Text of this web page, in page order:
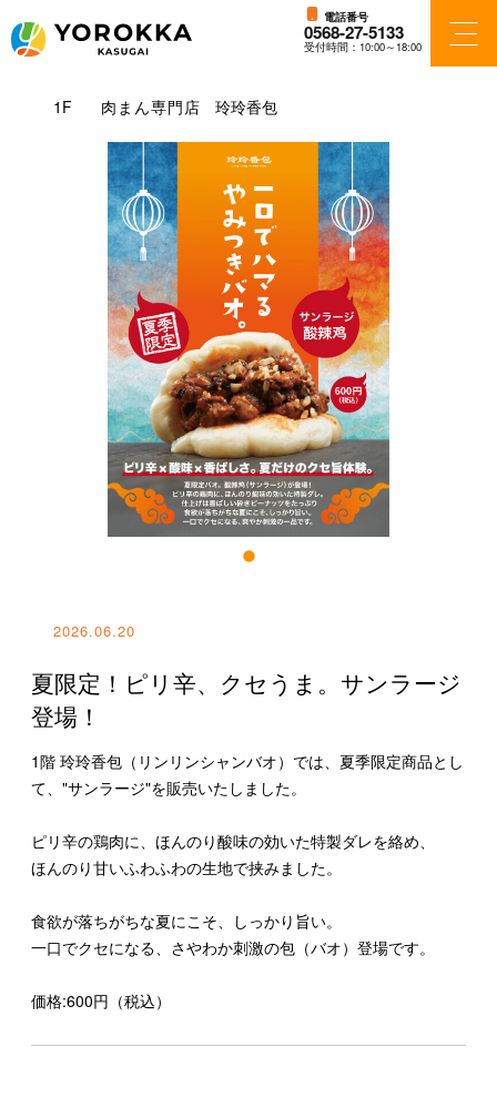
電話番号
0568-27-5133
受付時間：10:00～18:00
1F 肉まん専門店 玲玲香包
2026.06.20
夏限定！ピリ辛、クセうま。サンラージ
登場！
1階 玲玲香包（リンリンシャンバオ）では、夏季限定商品とし
て、"サンラージ"を販売いたしました。
ピリ辛の鶏肉に、ほんのり酸味の効いた特製ダレを絡め、
ほんのり甘いふわふわの生地で挟みました。
食欲が落ちがちな夏にこそ、しっかり旨い。
一口でクセになる、さやわか刺激の包（バオ）登場です。
価格:600円（税込）
フロアガイド
ショップ検索
ショップニュース
アクセス・パーキング
施設案内
ニュース＆イベント
特集一覧